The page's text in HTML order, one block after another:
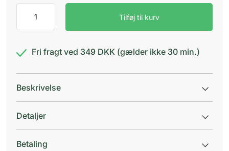
M3
Premium
Tilføj til kurv
Fri fragt ved 349 DKK (gælder ikke 30 min.)
Beskrivelse
Detaljer
Betaling